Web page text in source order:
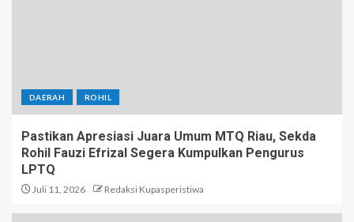
DAERAH ROHIL
Pastikan Apresiasi Juara Umum MTQ Riau, Sekda
Rohil Fauzi Efrizal Segera Kumpulkan Pengurus
LPTQ
Juli 11, 2026 Redaksi Kupasperistiwa